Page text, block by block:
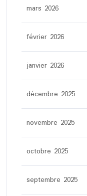
mars 2026
février 2026
janvier 2026
décembre 2025
novembre 2025
octobre 2025
septembre 2025